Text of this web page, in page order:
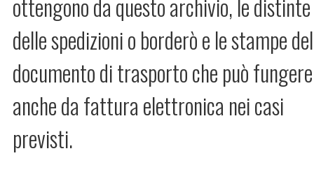
delle spedizioni o borderò e le stampe del
documento di trasporto che può fungere
anche da fattura elettronica nei casi
previsti.